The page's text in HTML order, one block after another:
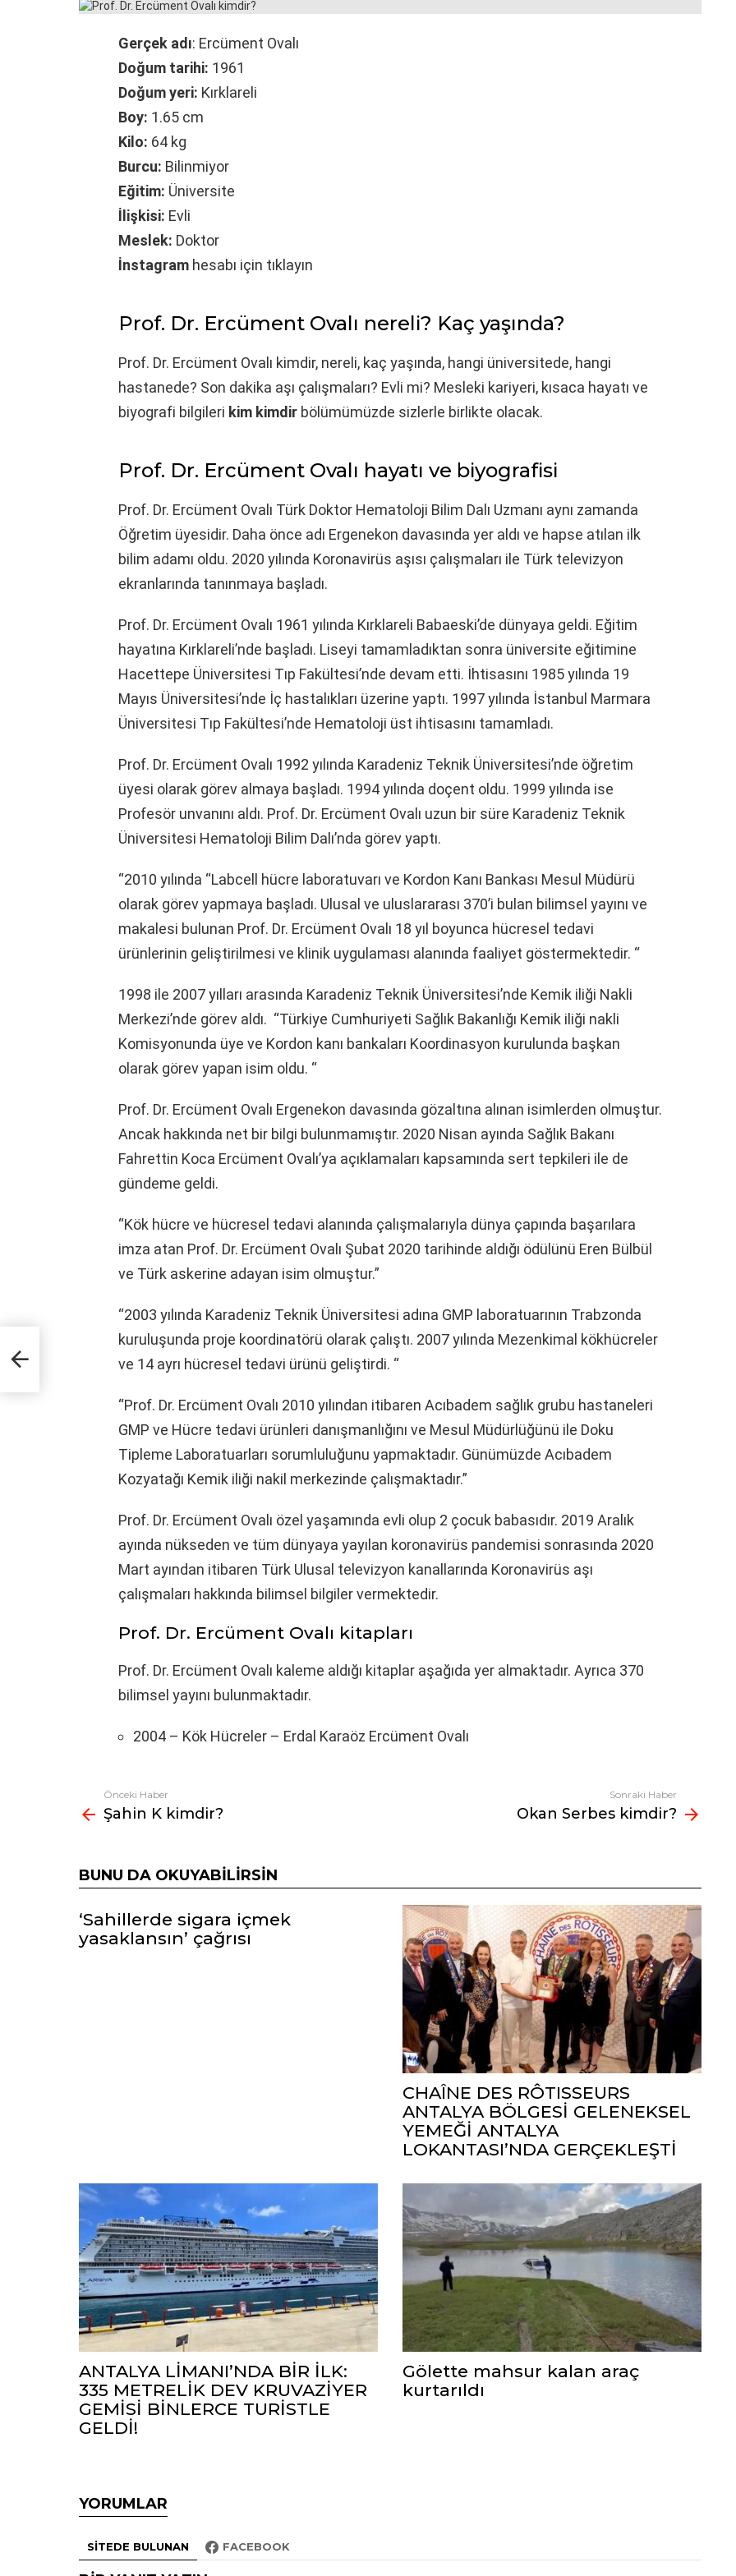
Gerçek adı: Ercüment Ovalı
Doğum tarihi: 1961
Doğum yeri: Kırklareli
Boy: 1.65 cm
Kilo: 64 kg
Burcu: Bilinmiyor
Eğitim: Üniversite
İlişkisi: Evli
Meslek: Doktor
İnstagram hesabı için tıklayın
Prof. Dr. Ercüment Ovalı nereli? Kaç yaşında?
Prof. Dr. Ercüment Ovalı kimdir, nereli, kaç yaşında, hangi üniversitede, hangi
hastanede? Son dakika aşı çalışmaları? Evli mi? Mesleki kariyeri, kısaca hayatı ve
biyografi bilgileri kim kimdir bölümümüzde sizlerle birlikte olacak.
Prof. Dr. Ercüment Ovalı hayatı ve biyografisi
Prof. Dr. Ercüment Ovalı Türk Doktor Hematoloji Bilim Dalı Uzmanı aynı zamanda
Öğretim üyesidir. Daha önce adı Ergenekon davasında yer aldı ve hapse atılan ilk
bilim adamı oldu. 2020 yılında Koronavirüs aşısı çalışmaları ile Türk televizyon
ekranlarında tanınmaya başladı.
Prof. Dr. Ercüment Ovalı 1961 yılında Kırklareli Babaeski’de dünyaya geldi. Eğitim
hayatına Kırklareli’nde başladı. Liseyi tamamladıktan sonra üniversite eğitimine
Hacettepe Üniversitesi Tıp Fakültesi’nde devam etti. İhtisasını 1985 yılında 19
Mayıs Üniversitesi’nde İç hastalıkları üzerine yaptı. 1997 yılında İstanbul Marmara
Üniversitesi Tıp Fakültesi’nde Hematoloji üst ihtisasını tamamladı.
Prof. Dr. Ercüment Ovalı 1992 yılında Karadeniz Teknik Üniversitesi’nde öğretim
üyesi olarak görev almaya başladı. 1994 yılında doçent oldu. 1999 yılında ise
Profesör unvanını aldı. Prof. Dr. Ercüment Ovalı uzun bir süre Karadeniz Teknik
Üniversitesi Hematoloji Bilim Dalı’nda görev yaptı.
“2010 yılında “Labcell hücre laboratuvarı ve Kordon Kanı Bankası Mesul Müdürü
olarak görev yapmaya başladı. Ulusal ve uluslararası 370’i bulan bilimsel yayını ve
makalesi bulunan Prof. Dr. Ercüment Ovalı 18 yıl boyunca hücresel tedavi
ürünlerinin geliştirilmesi ve klinik uygulaması alanında faaliyet göstermektedir. “
1998 ile 2007 yılları arasında Karadeniz Teknik Üniversitesi’nde Kemik iliği Nakli
Merkezi’nde görev aldı. “Türkiye Cumhuriyeti Sağlık Bakanlığı Kemik iliği nakli
Komisyonunda üye ve Kordon kanı bankaları Koordinasyon kurulunda başkan
olarak görev yapan isim oldu. “
Prof. Dr. Ercüment Ovalı Ergenekon davasında gözaltına alınan isimlerden olmuştur.
Ancak hakkında net bir bilgi bulunmamıştır. 2020 Nisan ayında Sağlık Bakanı
Fahrettin Koca Ercüment Ovalı’ya açıklamaları kapsamında sert tepkileri ile de
gündeme geldi.
“Kök hücre ve hücresel tedavi alanında çalışmalarıyla dünya çapında başarılara
imza atan Prof. Dr. Ercüment Ovalı Şubat 2020 tarihinde aldığı ödülünü Eren Bülbül
ve Türk askerine adayan isim olmuştur.”
“2003 yılında Karadeniz Teknik Üniversitesi adına GMP laboratuarının Trabzonda
kuruluşunda proje koordinatörü olarak çalıştı. 2007 yılında Mezenkimal kökhücreler
ve 14 ayrı hücresel tedavi ürünü geliştirdi. “
“Prof. Dr. Ercüment Ovalı 2010 yılından itibaren Acıbadem sağlık grubu hastaneleri
GMP ve Hücre tedavi ürünleri danışmanlığını ve Mesul Müdürlüğünü ile Doku
Tipleme Laboratuarları sorumluluğunu yapmaktadır. Günümüzde Acıbadem
Kozyatağı Kemik iliği nakil merkezinde çalışmaktadır.”
Prof. Dr. Ercüment Ovalı özel yaşamında evli olup 2 çocuk babasıdır. 2019 Aralık
ayında nükseden ve tüm dünyaya yayılan koronavirüs pandemisi sonrasında 2020
Mart ayından itibaren Türk Ulusal televizyon kanallarında Koronavirüs aşı
çalışmaları hakkında bilimsel bilgiler vermektedir.
Prof. Dr. Ercüment Ovalı kitapları
Prof. Dr. Ercüment Ovalı kaleme aldığı kitaplar aşağıda yer almaktadır. Ayrıca 370
bilimsel yayını bulunmaktadır.
2004 – Kök Hücreler – Erdal Karaöz Ercüment Ovalı
Fazlasına
bak
Önceki Haber
Şahin K kimdir?
Sonraki Haber
Okan Serbes kimdir?
BUNU DA OKUYABILIRSIN
‘Sahillerde sigara içmek
yasaklansın’ çağrısı
CHAÎNE DES RÔTISSEURS
ANTALYA BÖLGESİ GELENEKSEL
YEMEĞİ ANTALYA
LOKANTASI’NDA GERÇEKLEŞTİ
ANTALYA LİMANI’NDA BİR İLK:
335 METRELİK DEV KRUVAZİYER
GEMİSİ BİNLERCE TURİSTLE
GELDİ!
Gölette mahsur kalan araç
kurtarıldı
YORUMLAR
SITEDE BULUNAN FACEBOOK